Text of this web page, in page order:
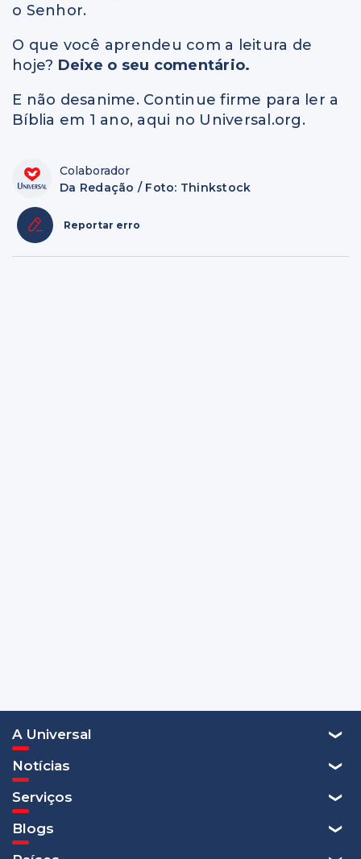
o Senhor.
O que você aprendeu com a leitura de
hoje? Deixe o seu comentário.
E não desanime. Continue firme para ler a
Bíblia em 1 ano, aqui no Universal.org.
Colaborador
Da Redação / Foto: Thinkstock
Reportar erro
A Universal
Notícias
Serviços
Blogs